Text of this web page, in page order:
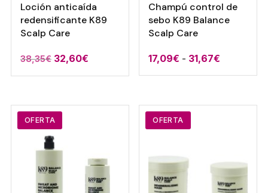
Loción anticaída
redensificante K89
Scalp Care
38,35€ El
precio
era:
38,35€.
32,60€El
precio
es:
Champú control de
sebo K89 Balance
Scalp Care
17,09€ - 31,67€
de
desde
OFERTA OFERTA